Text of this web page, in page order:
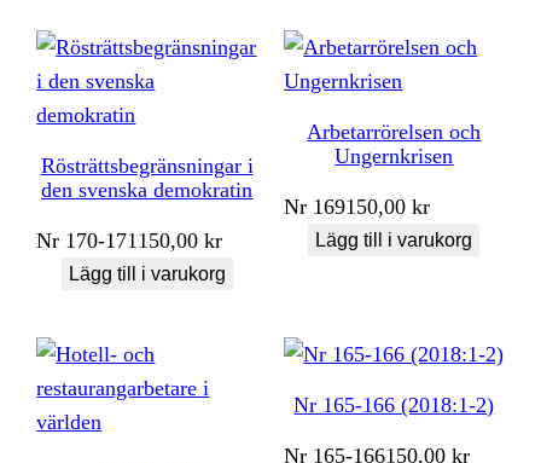
Rösträttsbegränsningar i
den svenska demokratin
Nr 170-171150,00kr
Lägg till i varukorg
Arbetarrörelsen och
Ungernkrisen
Nr 169150,00kr
Lägg till i varukorg
Nr 165-166 (2018:1-2)
Nr 165-166150,00kr